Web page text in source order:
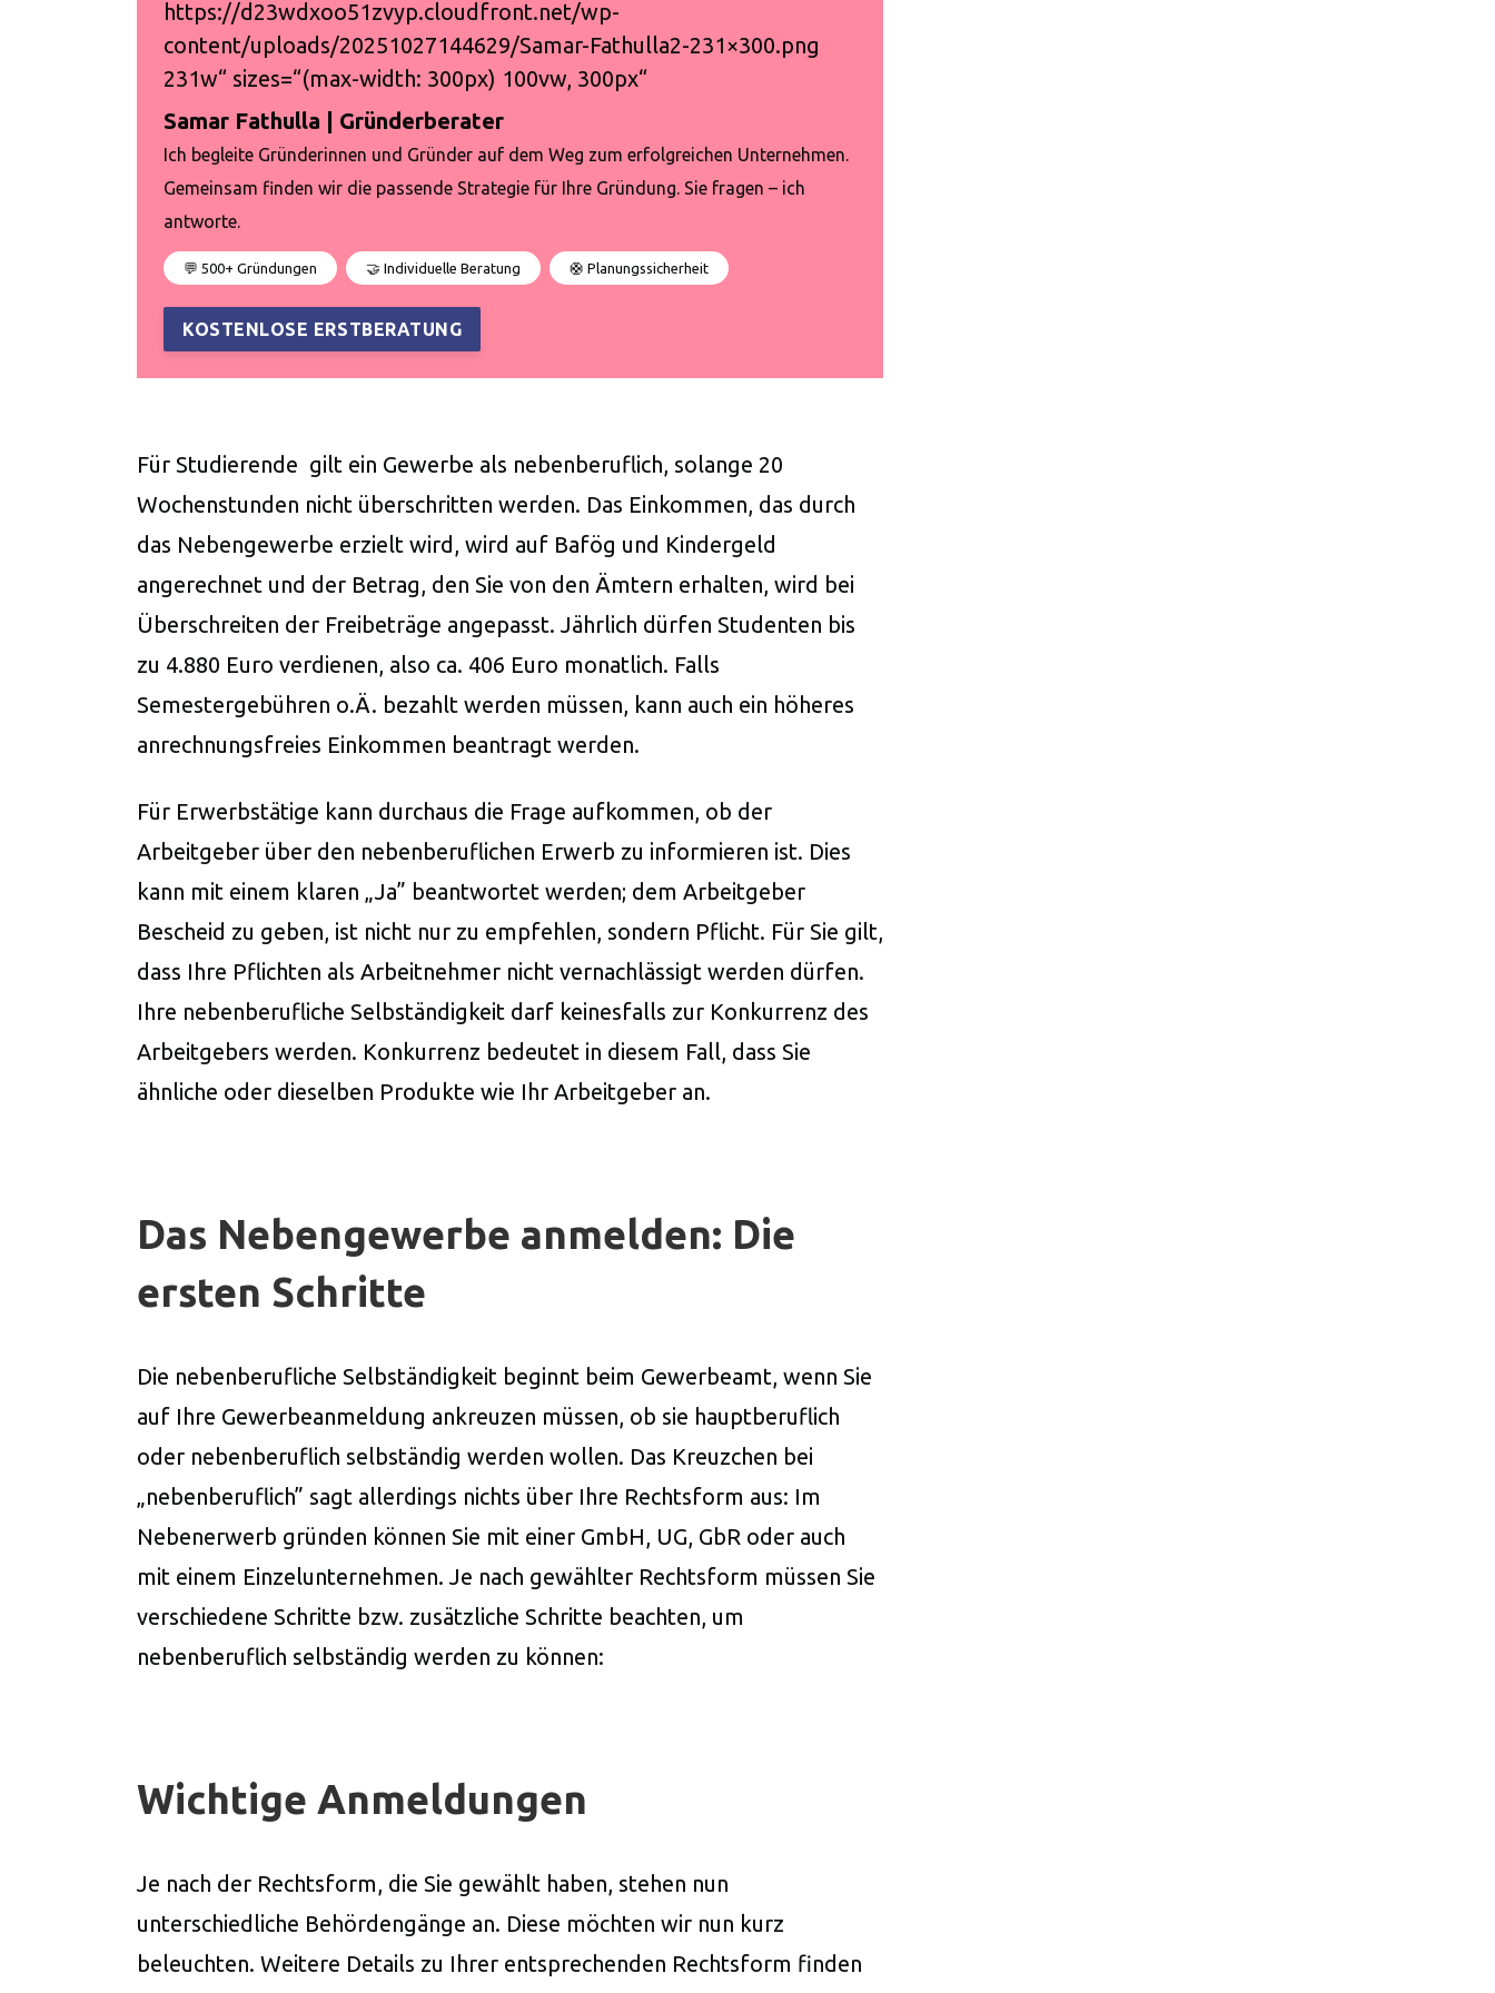
https://d23wdxoo51zvyp.cloudfront.net/wp-
content/uploads/20251027144629/Samar-Fathulla2-231×300.png
231w“ sizes=“(max-width: 300px) 100vw, 300px“
Samar Fathulla | Gründerberater
Ich begleite Gründerinnen und Gründer auf dem Weg zum erfolgreichen Unternehmen.
Gemeinsam finden wir die passende Strategie für Ihre Gründung. Sie fragen – ich
antworte.
💬 500+ Gründungen 🤝 Individuelle Beratung 🛟 Planungssicherheit
KOSTENLOSE ERSTBERATUNG
Für Studierende gilt ein Gewerbe als nebenberuflich, solange 20
Wochenstunden nicht überschritten werden. Das Einkommen, das durch
das Nebengewerbe erzielt wird, wird auf Bafög und Kindergeld
angerechnet und der Betrag, den Sie von den Ämtern erhalten, wird bei
Überschreiten der Freibeträge angepasst. Jährlich dürfen Studenten bis
zu 4.880 Euro verdienen, also ca. 406 Euro monatlich. Falls
Semestergebühren o.Ä. bezahlt werden müssen, kann auch ein höheres
anrechnungsfreies Einkommen beantragt werden.
Für Erwerbstätige kann durchaus die Frage aufkommen, ob der
Arbeitgeber über den nebenberuflichen Erwerb zu informieren ist. Dies
kann mit einem klaren „Ja” beantwortet werden; dem Arbeitgeber
Bescheid zu geben, ist nicht nur zu empfehlen, sondern Pflicht. Für Sie gilt,
dass Ihre Pflichten als Arbeitnehmer nicht vernachlässigt werden dürfen.
Ihre nebenberufliche Selbständigkeit darf keinesfalls zur Konkurrenz des
Arbeitgebers werden. Konkurrenz bedeutet in diesem Fall, dass Sie
ähnliche oder dieselben Produkte wie Ihr Arbeitgeber an.
Das Nebengewerbe anmelden: Die
ersten Schritte
Die nebenberufliche Selbständigkeit beginnt beim Gewerbeamt, wenn Sie
auf Ihre Gewerbeanmeldung ankreuzen müssen, ob sie hauptberuflich
oder nebenberuflich selbständig werden wollen. Das Kreuzchen bei
„nebenberuflich” sagt allerdings nichts über Ihre Rechtsform aus: Im
Nebenerwerb gründen können Sie mit einer GmbH, UG, GbR oder auch
mit einem Einzelunternehmen. Je nach gewählter Rechtsform müssen Sie
verschiedene Schritte bzw. zusätzliche Schritte beachten, um
nebenberuflich selbständig werden zu können:
Wichtige Anmeldungen
Je nach der Rechtsform, die Sie gewählt haben, stehen nun
unterschiedliche Behördengänge an. Diese möchten wir nun kurz
beleuchten. Weitere Details zu Ihrer entsprechenden Rechtsform finden